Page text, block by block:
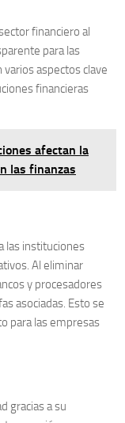
financiero al
para las
aspectos clave
financieras
afectan la
las finanzas
las instituciones
Al eliminar
y procesadores
asociadas. Esto se
para las empresas
gracias a su